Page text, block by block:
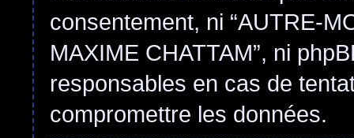
consentement, ni “AUTRE-
MAXIME CHATTAM”, ni
responsables en cas de
compromettre les données.